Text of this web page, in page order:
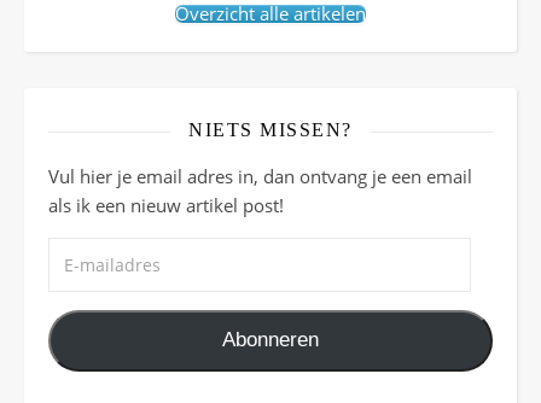
Overzicht alle artikelen
NIETS MISSEN?
Vul hier je email adres in, dan ontvang je een email
als ik een nieuw artikel post!
Abonneren